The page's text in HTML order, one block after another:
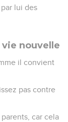
lui des
vie nouvelle
il convient
pas contre
car cela